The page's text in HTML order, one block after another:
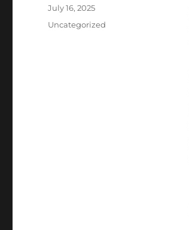
Posted
July 16, 2025
Categories
Uncategorized